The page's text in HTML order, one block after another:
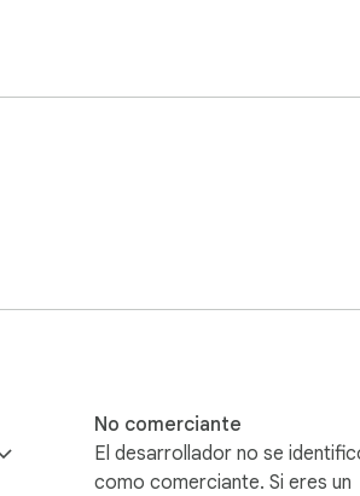
No comerciante
El desarrollador no se
como comerciante. Si eres un